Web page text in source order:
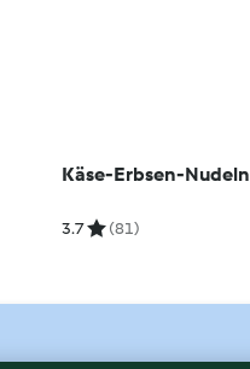
Käse-Erbsen-Nudeln
3.7 (81)